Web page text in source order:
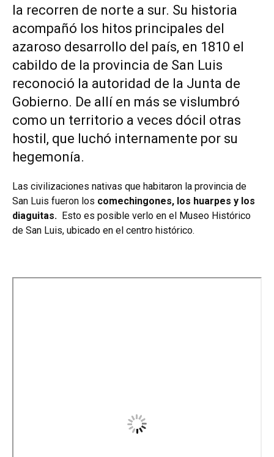
la recorren de norte a sur. Su historia
acompañó los hitos principales del
azaroso desarrollo del país, en 1810 el
cabildo de la provincia de San Luis
reconoció la autoridad de la Junta de
Gobierno. De allí en más se vislumbró
como un territorio a veces dócil otras
hostil, que luchó internamente por su
hegemonía.
Las civilizaciones nativas que habitaron la provincia de
San Luis fueron los comechingones, los huarpes y los
diaguitas. Esto es posible verlo en el Museo Histórico
de San Luis, ubicado en el centro histórico.